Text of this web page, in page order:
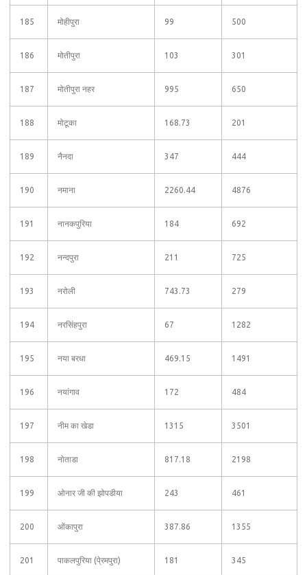
185 मोहीपुरा 99 500
186 मोतीपुरा 103 301
187 मोतीपुरा नहर 995 650
188 मोटूका 168.73 201
189 नैनदा 347 444
190 नमाना 2260.44 4876
191 नानकपुरिया 184 692
192 नन्दपुरा 211 725
193 नरोली 743.73 279
194 नरसिंहपुरा 67 1282
195 नया बरधा 469.15 1491
196 नयांगाव 172 484
197 नीम का खेडा 1315 3501
198 नोताडा 817.18 2198
199 ओनार जी की झोपडीया 243 461
200 ओंकापुरा 387.86 1355
201 पाकलपुरिया (पे्रमपुरा) 181 345